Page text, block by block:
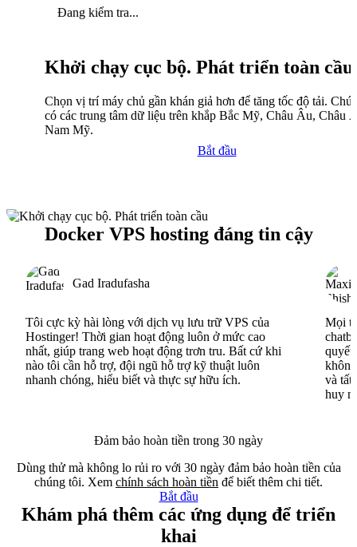
Đang kiểm tra...
Khởi chạy cục bộ. Phát triển toàn cầu
Chọn vị trí máy chủ gần khán giả hơn để tăng tốc độ tải.
có các trung tâm dữ liệu trên khắp Bắc Mỹ, Châu Âu, Châu
Nam Mỹ.
Bắt đầu
Docker VPS hosting đáng tin cậy
Gad Iradufasha
Tôi cực kỳ hài lòng với dịch vụ lưu trữ VPS của
Hostinger! Thời gian hoạt động luôn ở mức cao
nhất, giúp trang web hoạt động trơn tru. Bất cứ khi
nào tôi cần hỗ trợ, đội ngũ hỗ trợ kỹ thuật luôn
nhanh chóng, hiểu biết và thực sự hữu ích.
Mọi
quyết
và tất
huy
Đảm bảo hoàn tiền trong 30 ngày
Dùng thử mà không lo rủi ro với 30 ngày đảm bảo hoàn tiền của
chúng tôi. Xem chính sách hoàn tiền để biết thêm chi tiết.
Bắt đầu
Khám phá thêm các ứng dụng để triển
khai